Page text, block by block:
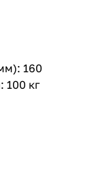
160
100 кг